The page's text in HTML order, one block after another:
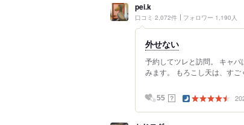
pei.k
口コミ 2,072件 フォロワー 1,190人
外せない
予約してツレと訪問。 キャ
みます。 もろこし天は、す
55 ？